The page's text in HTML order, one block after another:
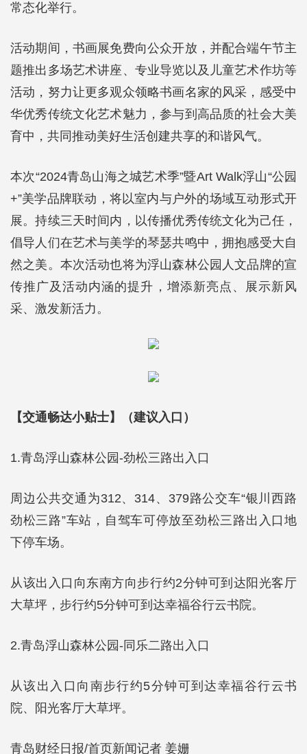
常态化举行。
活动期间，书画展免费向公众开放，并配合端午节主
题推出多场艺术讲座、专业导览以及儿童艺术作坊等
活动，努力让更多观众领略书画名家的风采，感受中
华优秀传统文化艺术魅力，参与到高品质的社会大美
育中，共同推动美好生活创建共享的和谐风气。
本次“2024青岛山海之城艺术季”暨Art Walk浮山“公园
+”美学品牌联动，将以室内与户外的场域互动形式开
展。持续三天时间内，以传播优秀传统文化为己任，
倡导人们在艺术与美学的琴瑟共鸣中，拥抱感受大自
然之美。本次活动也将为浮山森林公园人文品牌的宣
传推广及活动内涵的提升，增添新亮点、展示新风
采、激发新活力。
【交通畅达小贴士】（建议入口）
1.青岛浮山森林公园-劲松三路出入口
周边公共交通为312、314、379路公交车“银川西路
劲松三路”车站，自驾车可停放至劲松三路出入口地
下停车场。
从该出入口向东南方向步行约2分钟可到达阳光客厅
大草坪，步行约5分钟可到达幸福谷行云书院。
2.青岛浮山森林公园-同乐二路出入口
从该出入口向南步行约5分钟可到达幸福谷行云书
院、阳光客厅大草坪。
青岛财经日报/首页新闻记者 姜姗